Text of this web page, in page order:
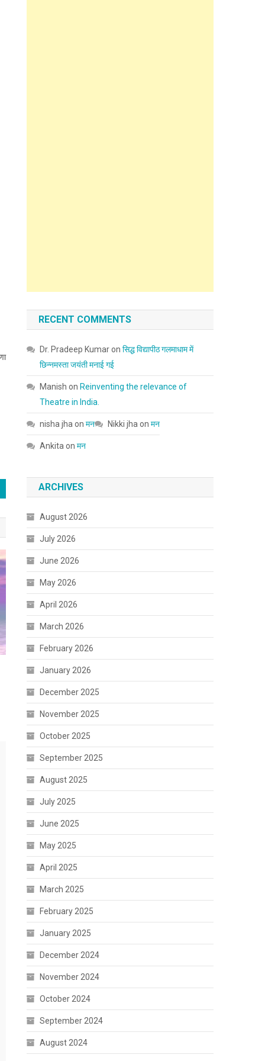
RECENT COMMENTS
Dr. Pradeep Kumaronसिद्ध विद्यापीठ गलमाधाम में
छिन्नमस्ता जयंती मनाई गई
Manish on Reinventing the relevance of
Theatre in India.
nisha jha onमन Nikki jha onमन
Ankita onमन
ARCHIVES
August 2026
July 2026
June 2026
May 2026
April 2026
March 2026
February 2026
January 2026
December 2025
November 2025
October 2025
September 2025
August 2025
July 2025
June 2025
May 2025
April 2025
March 2025
February 2025
January 2025
December 2024
November 2024
October 2024
September 2024
August 2024